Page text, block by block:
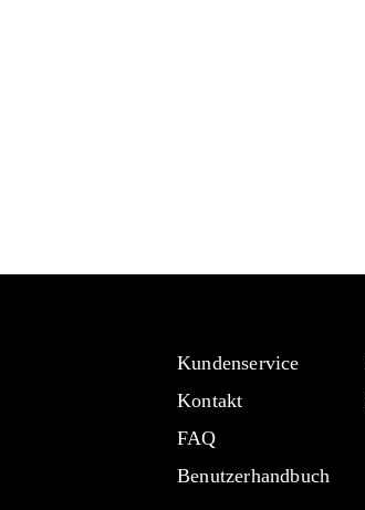
Kundenservice
Kontakt
FAQ
Benutzerhandbuch